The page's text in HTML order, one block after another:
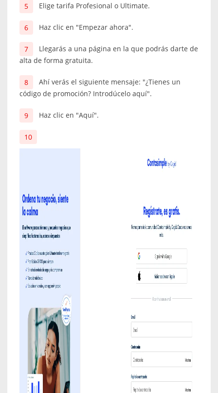
Elige tarifa Profesional o Ultimate.
Haz clic en "Empezar ahora".
Llegarás a una página en la que podrás darte de
alta de forma gratuita.
Ahí verás el siguiente mensaje: "¿Tienes un
código de promoción? Introdúcelo aquí".
Haz clic en "Aquí".